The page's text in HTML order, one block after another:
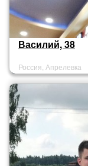
Василий, 38
Россия, Апрелевка